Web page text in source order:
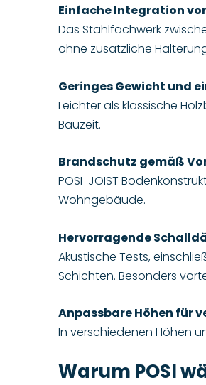
Einfache Integration
Das Stahlfachwerk
ohne zusätzliche
Geringes Gewicht und
Leichter als klassische
Bauzeit.
Brandschutz gemäß
POSI-JOIST
Wohngebäude.
Hervorragende
Akustische Tests,
Schichten. Besonders
Anpassbare Höhen für
In verschiedenen Höhen
Warum POSI